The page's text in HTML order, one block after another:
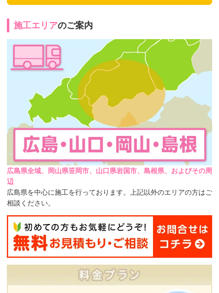
施工エリアのご案内
広島県全域、岡山県笹岡市、山口県岩国市、島根県、およびその周
辺
広島県を中心に施工を行っております。上記以外のエリアの方はご
相談ください。